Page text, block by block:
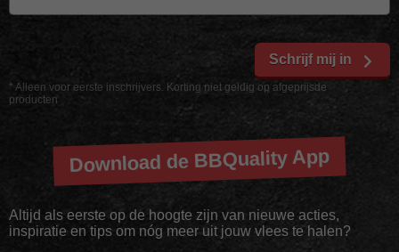
* Alleen voor eerste inschrijvers. Korting niet geldig op afgeprijsde
producten
Schrijf mij in
Download de BBQuality App
Altijd als eerste op de hoogte zijn van nieuwe acties,
inspiratie en tips om nóg meer uit jouw vlees te halen?